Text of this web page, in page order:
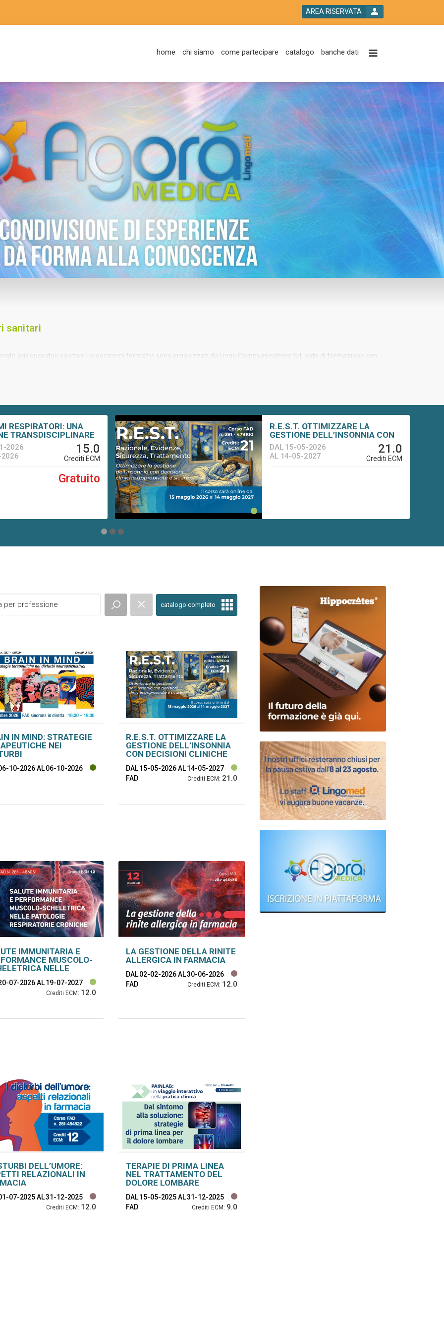
AREA RISERVATA
home chi siamo come partecipare catalogo banche dati
sanitari
agli operatori sanitari. I programmi formativi sono organizzati da Lingo Communications Srl, ente di formazione con
RESPIRATORI: UNA
TRANSDISCIPLINARE
2026
15.0
Crediti ECM
Gratuito
R.E.S.T. OTTIMIZZARE LA
GESTIONE DELL’INSONNIA CON
DECISIONI CLINICHE
APPROPRIATE E SICURE
DAL 15-05-2026
AL 14-05-2027
21.0
Crediti ECM
1 2 3
catalogo completo
IN MIND: STRATEGIE
NEI
10-2026AL 06-10-2026
R.E.S.T. OTTIMIZZARE LA
GESTIONE DELL’INSONNIA
CON DECISIONI CLINICHE
DAL 15-05-2026AL 14-05-2027
FAD
Crediti ECM: 21.0
IMMUNITARIA E
MUSCOLO-
NELLE
07-2026AL 19-07-2027
Crediti ECM: 12.0
LA GESTIONE DELLA RINITE
ALLERGICA IN FARMACIA
DAL 02-02-2026AL 30-06-2026
FAD
Crediti ECM: 12.0
DELL’UMORE:
RELAZIONALI IN
07-2025AL 31-12-2025
Crediti ECM: 12.0
TERAPIE DI PRIMA LINEA
NEL TRATTAMENTO DEL
DOLORE LOMBARE
DAL 15-05-2025AL 31-12-2025
FAD
Crediti ECM: 9.0